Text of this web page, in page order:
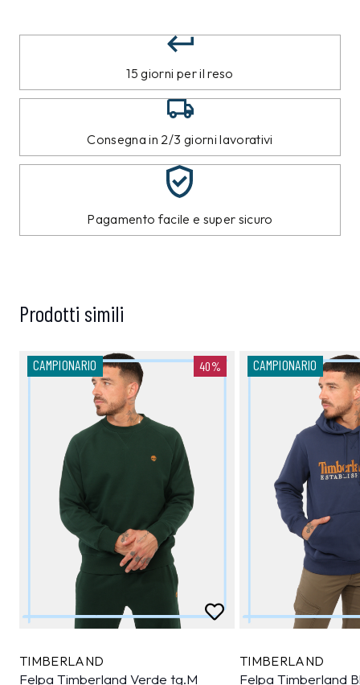
15 giorni per il reso
Consegna in 2/3 giorni lavorativi
Pagamento facile e super sicuro
Prodotti simili
CAMPIONARIO 40%
TIMBERLAND
Felpa Timberland Verde tg.M
CAMPIONARIO
TIMBERLAND
Felpa Timberland